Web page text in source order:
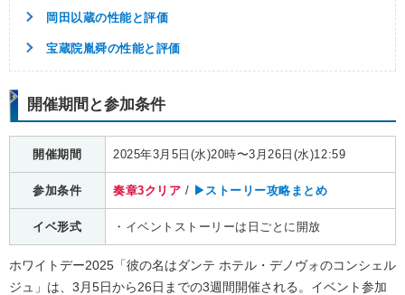
岡田以蔵の性能と評価
宝蔵院胤舜の性能と評価
開催期間と参加条件
開催期間 2025年3月5日(水)20時〜3月26日(水)12:59
参加条件 奏章3クリア / ▶︎ストーリー攻略まとめ
イベ形式 ・イベントストーリーは日ごとに開放
ホワイトデー2025「彼の名はダンテ ホテル・デノヴォのコンシェル
ジュ」は、3月5日から26日までの3週間開催される。イベント参加